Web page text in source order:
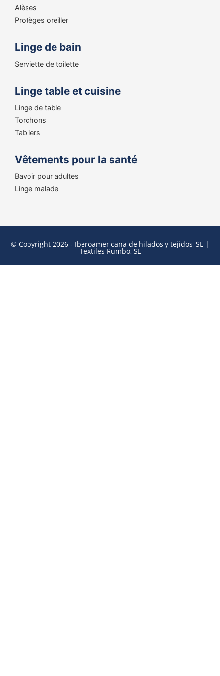
Alèses
Protèges oreiller
Linge de bain
Serviette de toilette
Linge table et cuisine
Linge de table
Torchons
Tabliers
Vêtements pour la santé
Bavoir pour adultes
Linge malade
© Copyright 2026 - Iberoamericana de hilados y tejidos, SL |
Textiles Rumbo, SL